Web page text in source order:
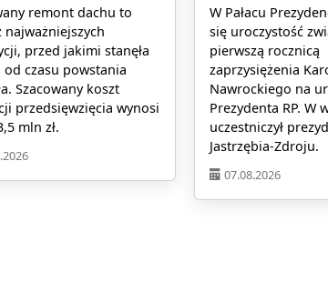
remont dachu to
najważniejszych
przed jakimi stanęła
od czasu powstania
Szacowany koszt
przedsięwzięcia wynosi
mln zł.
W Pałacu
się uroczystość
pierwszą rocznicą
zaprzysiężenia
Nawrockiego na
Prezydenta RP. W
uczestniczył
Jastrzębia-Zdroju.
07.08.2026